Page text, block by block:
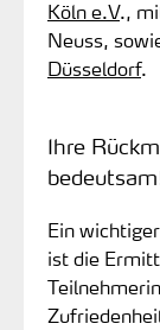
Köln e.V.,
Neuss,
Düsseldorf.
Ihre
Ein
ist die